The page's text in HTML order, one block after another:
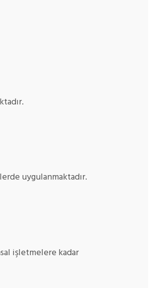
uygulanmaktadır.
işletmelere kadar